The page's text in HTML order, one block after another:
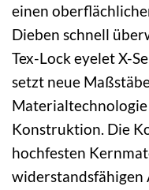
einen
Dieben schnell
Tex-Lock eyelet X-
setzt neue
Konstruktion. Die
hochfesten
widerstandsfähigen